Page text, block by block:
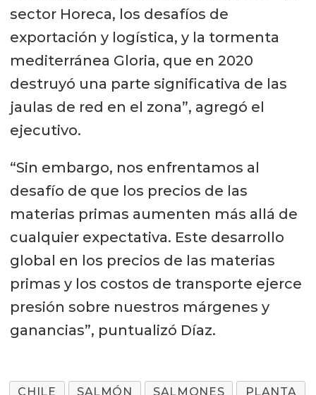
sector Horeca, los desafíos de
exportación y logística, y la tormenta
mediterránea Gloria, que en 2020
destruyó una parte significativa de las
jaulas de red en el zona”, agregó el
ejecutivo.
“Sin embargo, nos enfrentamos al
desafío de que los precios de las
materias primas aumenten más allá de
cualquier expectativa. Este desarrollo
global en los precios de las materias
primas y los costos de transporte ejerce
presión sobre nuestros márgenes y
ganancias”, puntualizó Díaz.
CHILE SALMÓN SALMONES PLANTA